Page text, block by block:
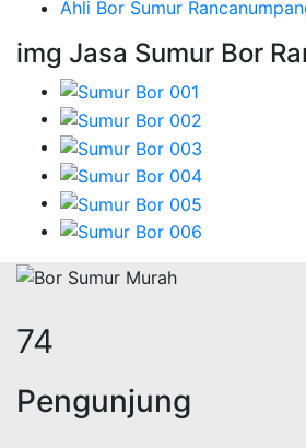
Ahli Bor Sumur
img Jasa Sumur Bor
92
Pengunjung